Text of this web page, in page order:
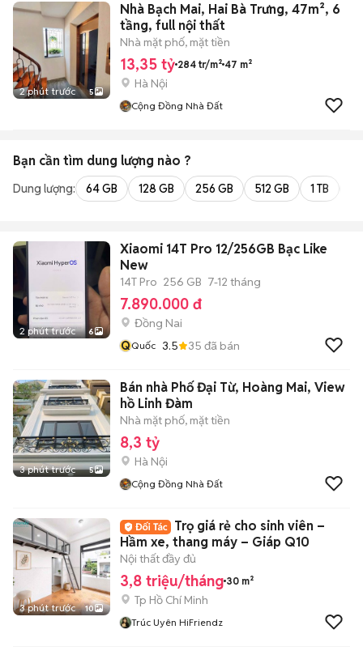
2 phút trước 5
Nhà Bạch Mai, Hai Bà Trưng, 47m², 6
tầng, full nội thất
Nhà mặt phố, mặt tiền
13,35 tỷ 284 tr/m² 47 m²
Hà Nội
Cộng Đồng Nhà Đất
Bạn cần tìm dung lượng nào ?
Dung lượng: 64 GB 128 GB 256 GB 512 GB 1 TB
2 phút trước 6
Xiaomi 14T Pro 12/256GB Bạc Like
New
14T Pro 256 GB 7-12 tháng
7.890.000 đ
Đồng Nai
QQuốc 3.5 35 đã bán
3 phút trước 5
Bán nhà Phố Đại Từ, Hoàng Mai, View
hồ Linh Đàm
Nhà mặt phố, mặt tiền
8,3 tỷ
Hà Nội
Cộng Đồng Nhà Đất
3 phút trước 10
Trọ giá rẻ cho sinh viên –
Hầm xe, thang máy – Giáp Q10
Nội thất đầy đủ
3,8 triệu/tháng 30 m²
Tp Hồ Chí Minh
Trúc Uyên HiFriendz